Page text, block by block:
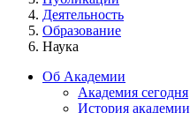
Деятельность
Образование
Наука
Об Академии
Академия сегодня
История академии